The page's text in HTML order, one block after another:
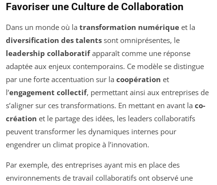
Favoriser une Culture de Collaboration
Dans un monde où la transformation numérique et la
diversification des talents sont omniprésentes, le
leadership collaboratifapparaît comme une réponse
adaptée aux enjeux contemporains. Ce modèle se distingue
par une forte accentuation sur la coopération et
l’engagement collectif, permettant ainsi aux entreprises de
s’aligner sur ces transformations. En mettant en avant la co-
création et le partage des idées, les leaders collaboratifs
peuvent transformer les dynamiques internes pour
engendrer un climat propice à l’innovation.
Par exemple, des entreprises ayant mis en place des
environnements de travail collaboratifs ont observé une